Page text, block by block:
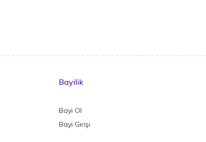
Bayilik
Bayi Ol
Bayi Girişi